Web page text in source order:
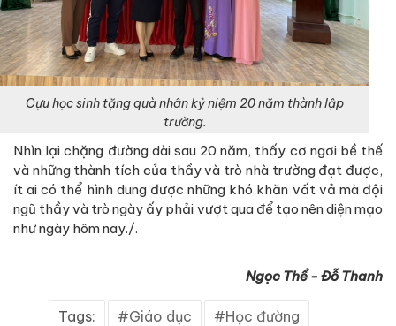
Cựu học sinh tặng quà nhân kỷ niệm 20 năm thành lập
trường.
Nhìn lại chặng đường dài sau 20 năm, thấy cơ ngơi bề thế
và những thành tích của thầy và trò nhà trường đạt được,
ít ai có thể hình dung được những khó khăn vất vả mà đội
ngũ thầy và trò ngày ấy phải vượt qua để tạo nên diện mạo
như ngày hôm nay./.
Ngọc Thể - Đỗ Thanh
Tags: Giáo dục Học đường